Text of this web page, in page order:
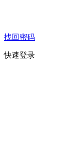
找回密码
快速登录